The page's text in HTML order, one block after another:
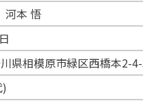
本 悟
県相模原市緑区西橋本2-